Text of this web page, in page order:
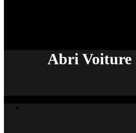
Abri Voiture